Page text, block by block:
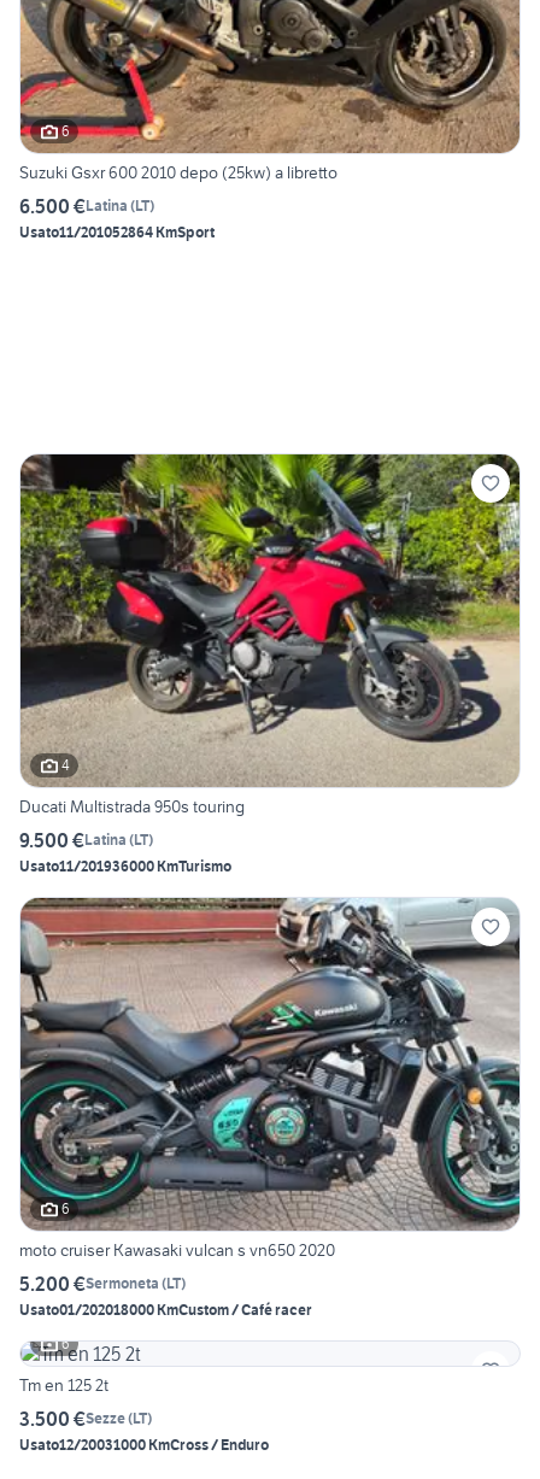
6
Suzuki Gsxr 600 2010 depo (25kw) a libretto
6.500 €Latina (LT)
Usato11/201052864 KmSport
4
Ducati Multistrada 950s touring
9.500 €Latina (LT)
Usato11/201936000 KmTurismo
6
moto cruiser Kawasaki vulcan s vn650 2020
5.200 €Sermoneta (LT)
Usato01/202018000 KmCustom / Café racer
6
Tm en 125 2t
3.500 €Sezze(LT)
Usato12/20031000 KmCross / Enduro